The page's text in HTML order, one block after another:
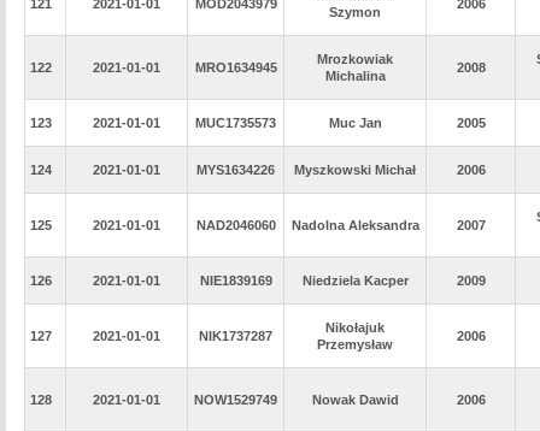
121 2021-01-01 MOD2043979
Szymon
2006
122 2021-01-01 MRO1634945
Mrozkowiak
Michalina
2008
123 2021-01-01 MUC1735573 Muc Jan 2005
124 2021-01-01 MYS1634226 Myszkowski Michał 2006
125 2021-01-01 NAD2046060 Nadolna Aleksandra 2007
126 2021-01-01 NIE1839169 Niedziela Kacper 2009
127 2021-01-01 NIK1737287
Nikołajuk
Przemysław
2006
128 2021-01-01 NOW1529749 Nowak Dawid 2006